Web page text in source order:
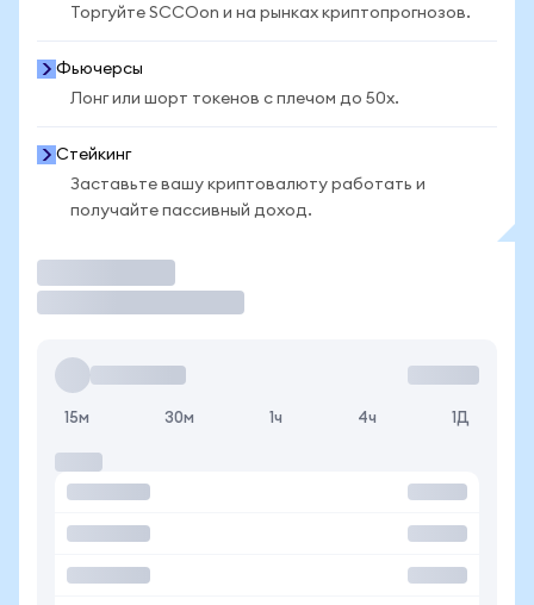
Торгуйте SCCOon и на рынках криптопрогнозов.
Фьючерсы
Лонг или шорт токенов с плечом до 50x.
Стейкинг
Заставьте вашу криптовалюту работать и
получайте пассивный доход.
15м 30м 1ч 4ч 1Д